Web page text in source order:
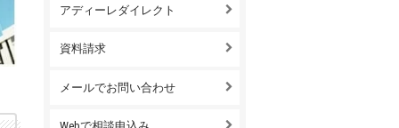
アディーレダイレクト
資料請求
メールでお問い合わせ